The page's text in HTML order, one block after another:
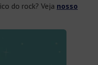
do rock? Veja nosso